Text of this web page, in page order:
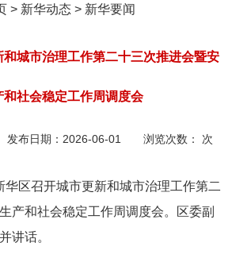
> 新华动态 > 新华要闻
城市治理工作第二十三次推进会暨安
和社会稳定工作周调度会
布日期： 2026-06-01 浏览次数： 次
华区召开城市更新和城市治理工作第二
产和社会稳定工作周调度会。区委副
讲话。